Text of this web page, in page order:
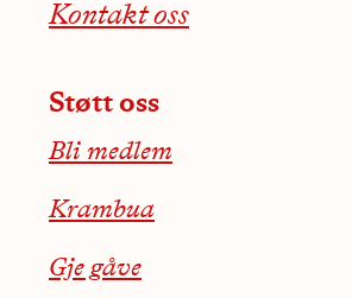
Kontakt oss
Støtt oss
Bli medlem
Krambua
Gje gåve